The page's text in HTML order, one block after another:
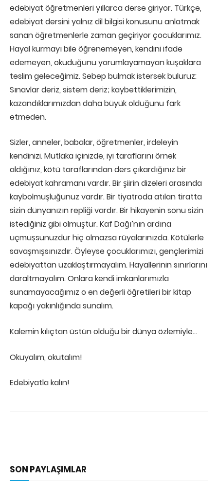
edebiyat öğretmenleri yıllarca derse giriyor. Türkçe,
edebiyat dersini yalnız dil bilgisi konusunu anlatmak
sanan öğretmenlerle zaman geçiriyor çocuklarımız.
Hayal kurmayı bile öğrenemeyen, kendini ifade
edemeyen, okuduğunu yorumlayamayan kuşaklara
teslim geleceğimiz. Sebep bulmak istersek buluruz:
Sınavlar deriz, sistem deriz; kaybettiklerimizin,
kazandıklarımızdan daha büyük olduğunu fark
etmeden.
Sizler, anneler, babalar, öğretmenler, irdeleyin
kendinizi. Mutlaka içinizde, iyi taraflarını örnek
aldığınız, kötü taraflarından ders çıkardığınız bir
edebiyat kahramanı vardır. Bir şiirin dizeleri arasında
kaybolmuşluğunuz vardır. Bir tiyatroda atılan tiratta
sizin dünyanızın repliği vardır. Bir hikayenin sonu sizin
istediğiniz gibi olmuştur. Kaf Dağı’nın ardına
uçmuşsunuzdur hiç olmazsa rüyalarınızda. Kötülerle
savaşmışsınızdır. Öyleyse çocuklarımızı, gençlerimizi
edebiyattan uzaklaştırmayalım. Hayallerinin sınırlarını
daraltmayalım. Onlara kendi imkanlarımızla
sunamayacağımız o en değerli öğretileri bir kitap
kapağı yakınlığında sunalım.
Kalemin kılıçtan üstün olduğu bir dünya özlemiyle…
Okuyalım, okutalım!
Edebiyatla kalın!
SON PAYLAŞIMLAR